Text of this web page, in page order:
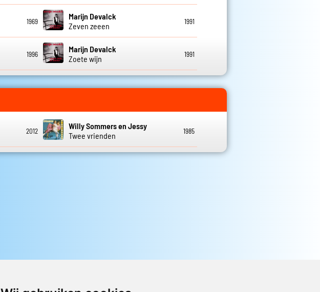
1969
Marijn Devalck
Zeven zeeen
1991
1996
Marijn Devalck
Zoete wijn
1991
2012
Willy Sommers en Jessy
Twee vrienden
1985